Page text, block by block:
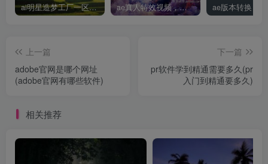
ai明星造梦工厂一区，明星造梦工厂ai图片 ae真人特效视频，大学生第一次做ppt怎么做
上一篇
adobe官网是哪个网址
(adobe官网有哪些软件)
下一篇
pr软件学到精通需要多久(pr
入门到精通要多久)
相关推荐